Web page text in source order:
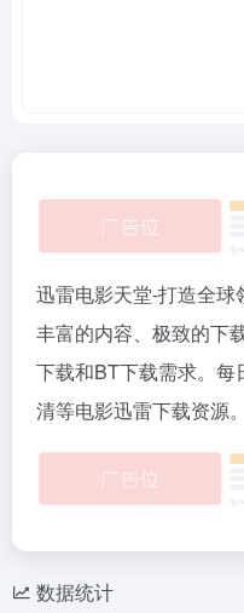
迅雷电影天堂-打造全
丰富的内容、极致的下
下载和BT下载需求。
清等电影迅雷下载资源。
数据统计